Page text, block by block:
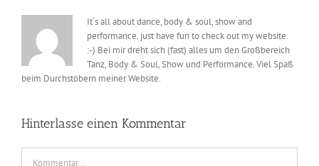
It´s all about dance, body & soul, show and
performance. just have fun to check out my website.
:-) Bei mir dreht sich (fast) alles um den Großbereich
Tanz, Body & Soul, Show und Performance. Viel Spaß
beim Durchstöbern meiner Website.
Hinterlasse einen Kommentar